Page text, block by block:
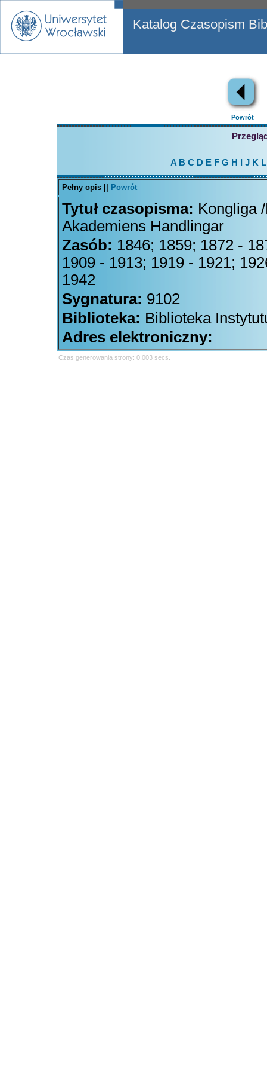
Katalog Czasopism
Powrót
A B C D EFG H J K L
Pełny opis || Powrót
Tytuł czasopisma: Kongliga
Akademiens Handlingar
Zasób: 1846; 1859; 1872 -
1909 - 1913; 1919 - 1921;
1942
Sygnatura: 9102
Biblioteka: Biblioteka
Adres elektroniczny:
Czas generowania strony: 0.003 secs.